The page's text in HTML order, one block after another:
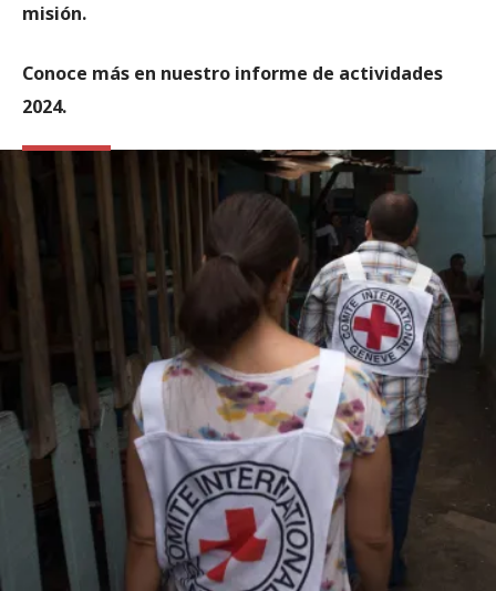
misión.
Conoce más en nuestro informe de actividades
2024.